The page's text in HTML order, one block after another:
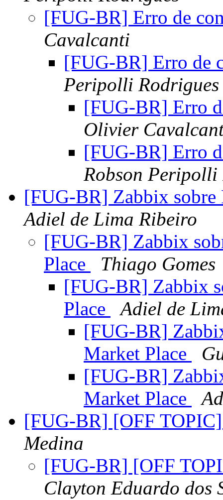
[FUG-BR] Erro de
Cavalcanti
[FUG-BR] Erro de
Peripolli Rodrigues
[FUG-BR] Erro
Olivier
[FUG-BR] Erro
Robson Peripolli
[FUG-BR] Zabbix
Adiel de Lima Ribeiro
[FUG-BR] Zabbix
Place
Thiago Gomes
[FUG-BR] Zabbix
Place
Adiel de
[FUG-BR]
Market Place
[FUG-BR]
Market Place
[FUG-BR] [OFF
Medina
[FUG-BR] [OFF
Clayton Eduardo dos